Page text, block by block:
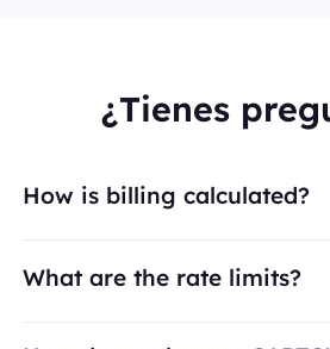
¿Tienes
How is billing calculated?
What are the rate limits?